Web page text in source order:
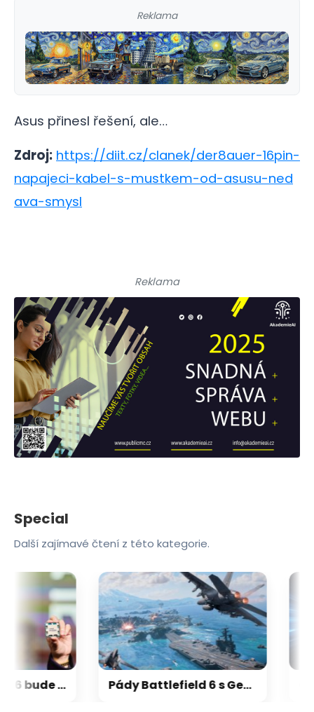
Reklama
Asus přinesl řešení, ale…
Zdroj: https://diit.cz/clanek/der8auer-16pin-
napajeci-kabel-s-mustkem-od-asusu-ned
ava-smysl
Reklama
Special
Další zajímavé čtení z této kategorie.
Herní výkon Zen 6 bude 15-18 % nad Zen 5, na úrovni Zen 5 X3D Pády Battlefield 6 s GeForce vyřešeny, netýkaly se jen vodní hladiny na RTX 5000